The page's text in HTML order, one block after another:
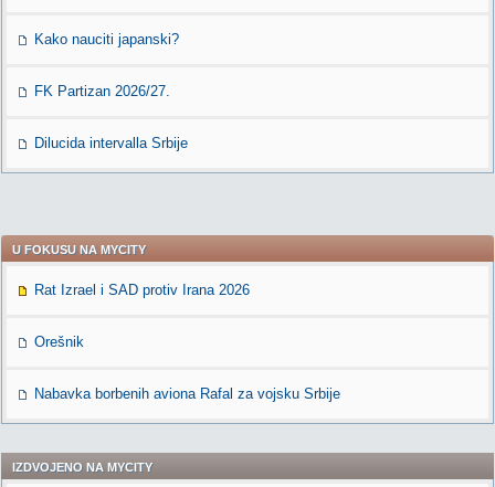
Kako nauciti japanski?
FK Partizan 2026/27.
Dilucida intervalla Srbije
U FOKUSU NA MYCITY
Rat Izrael i SAD protiv Irana 2026
Orešnik
Nabavka borbenih aviona Rafal za vojsku Srbije
IZDVOJENO NA MYCITY